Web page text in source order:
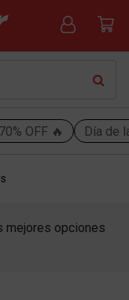
OFF 🔥 Día de
mejores opciones